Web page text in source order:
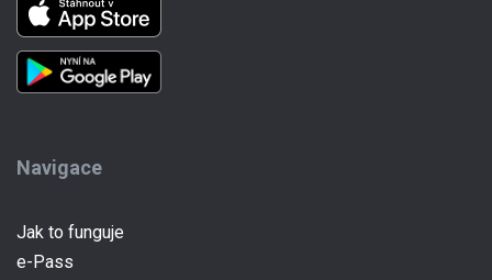
Navigace
Jak to funguje
e-Pass